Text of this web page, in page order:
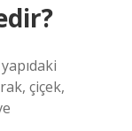
çiçek,